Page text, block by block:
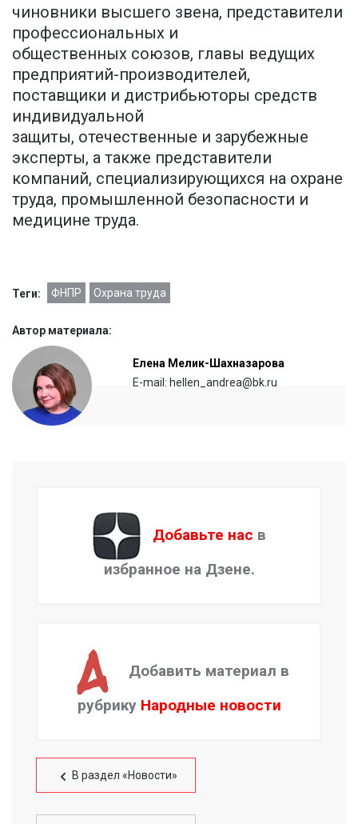
чиновники высшего звена, представители
профессиональных и
общественных союзов, главы ведущих
предприятий-производителей,
поставщики и дистрибьюторы средств
индивидуальной
защиты, отечественные и зарубежные
эксперты, а также представители
компаний, специализирующихся на охране
труда, промышленной безопасности и
медицине труда.
Теги: ФНПР Охрана труда
Автор материала:
Елена Мелик-Шахназарова
E-mail: hellen_andrea@bk.ru
Добавьте нас в
избранное на Дзене.
Добавить материал в
рубрику Народные новости
В раздел «Новости»